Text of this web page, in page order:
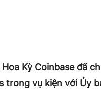
Kỳ Coinbase đã
trong vụ kiện với Ủy